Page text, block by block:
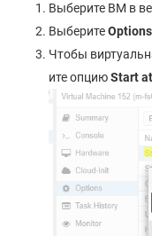
Выберите ВМ в
ВыберитеOptions
Чтобы
ите опциюStart